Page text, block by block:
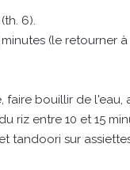
6).
(le retourner à
faire bouillir de
riz entre 10 et 15
tandoori sur